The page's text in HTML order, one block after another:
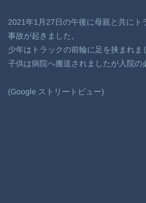
2021年1月27日の午後に母親と共に
事故が起きました。
少年はトラックの前輪に足を挟まれ
子供は病院へ搬送されましたが入院
(Google ストリートビュー)